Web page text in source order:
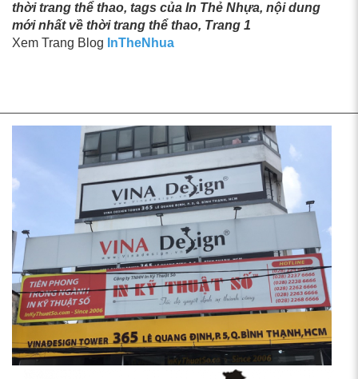
thời trang thể thao, tags của In Thẻ Nhựa, nội dung
mới nhất về thời trang thể thao, Trang 1
Xem Trang Blog InTheNhua